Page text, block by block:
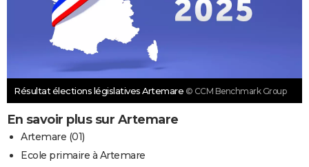
Résultat élections législatives Artemare © CCM Benchmark Group
En savoir plus sur Artemare
Artemare (01)
Ecole primaire à Artemare